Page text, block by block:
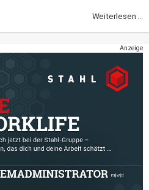
Weiterlesen ...
Anzeige